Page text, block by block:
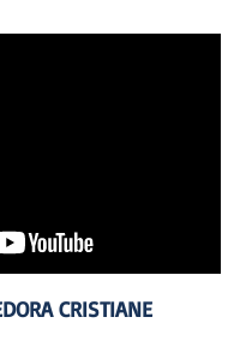
CRISTIANE